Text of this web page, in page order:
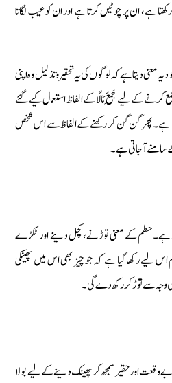
ہے، ان پر چوٹیں کرتا ہے اور ان کو عیب لگاتا
معنی دیتا ہے کہ لوگوں کی یہ تحقیر و تذلیل وہ اپنی
کے لیے جَمَعَ مَالًا کے الفاظ استعمال کیے گئے
ہے۔ پھر گن گن کر رکھنے کے الفاظ سے اس شخص
سامنے آجاتی ہے۔
ہے۔ حطم کے معنی توڑنے، کچل دینے اور ٹکڑے
لیے رکھا گیا ہے کہ جو چیز بھی اس میں پھینکی
وجہ سے توڑ کر رکھ دے گی۔
اور حقیر سمجھ کر پھینک دینے کے لیے بولا